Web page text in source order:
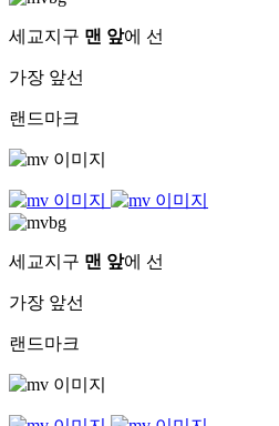
세교지구 맨 앞에 선
가장 앞선
랜드마크
세교지구 맨 앞에 선
가장 앞선
랜드마크